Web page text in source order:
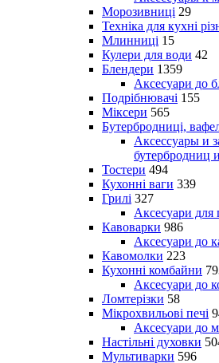
Морозивниці 29
Техніка для кухні
Млинниці 15
Кулери для води 42
Блендери 1359
Аксесуари до
Подрібнювачі 155
Міксери 565
Бутербродниці,
Аксессуары и
бутербродниц
Тостери 494
Кухонні ваги 339
Грилі 327
Аксесуари для
Кавоварки 986
Аксесуари до
Кавомолки 223
Кухонні комбайни
Аксесуари до
Ломтерізки 58
Мікрохвильові печі
Аксесуари до
Настільні духовки
Мультиварки 596